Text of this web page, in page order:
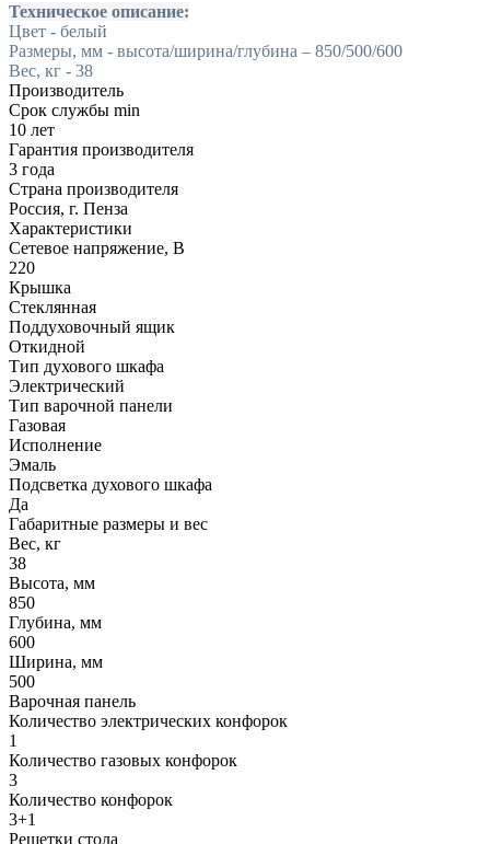
Техническое описание:
Цвет - белый
Размеры, мм - высота/ширина/глубина – 850/500/600
Вес, кг - 38
Производитель
Срок службы min
10 лет
Гарантия производителя
3 года
Страна производителя
Россия, г. Пенза
Характеристики
Сетевое напряжение, В
220
Крышка
Стеклянная
Поддуховочный ящик
Откидной
Тип духового шкафа
Электрический
Тип варочной панели
Газовая
Исполнение
Эмаль
Подсветка духового шкафа
Да
Габаритные размеры и вес
Вес, кг
38
Высота, мм
850
Глубина, мм
600
Ширина, мм
500
Варочная панель
Количество электрических конфорок
1
Количество газовых конфорок
3
Количество конфорок
3+1
Решетки стола